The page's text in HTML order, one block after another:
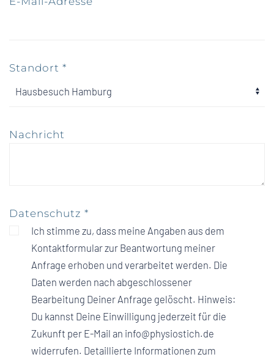
Standort *
Nachricht
Datenschutz *
Ich stimme zu, dass meine Angaben aus dem
Kontaktformular zur Beantwortung meiner
Anfrage erhoben und verarbeitet werden. Die
Daten werden nach abgeschlossener
Bearbeitung Deiner Anfrage gelöscht. Hinweis:
Du kannst Deine Einwilligung jederzeit für die
Zukunft per E-Mail an info@physiostich.de
widerrufen. Detaillierte Informationen zum